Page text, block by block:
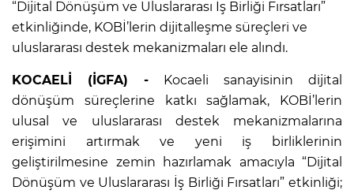
“Dijital Dönüşüm ve Uluslararası İş Birliği Fırsatları”
etkinliğinde, KOBİ’lerin dijitalleşme süreçleri ve
uluslararası destek mekanizmaları ele alındı.
KOCAELİ (İGFA) - Kocaeli sanayisinin dijital
dönüşüm süreçlerine katkı sağlamak, KOBİ’lerin
ulusal ve uluslararası destek mekanizmalarına
erişimini artırmak ve yeni iş birliklerinin
geliştirilmesine zemin hazırlamak amacıyla “Dijital
Dönüşüm ve Uluslararası İş Birliği Fırsatları” etkinliği;